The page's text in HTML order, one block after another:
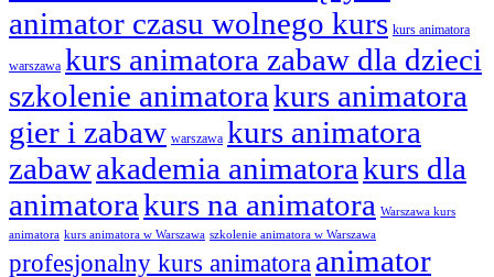
animator czasu wolnego kurs kurs animatora
warszawa kurs animatora zabaw dla dzieci
szkolenie animatorakurs animatora
gier i zabaw warszawa kurs animatora
zabawakademia animatorakurs dla
animatorakurs na animatora Warszawa kurs
animatora kurs animatora w Warszawa szkolenie animatora w Warszawa
profesjonalny kurs animatora animator